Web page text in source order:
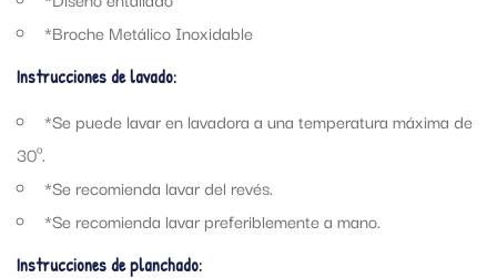
*Broche Metálico Inoxidable
Instrucciones de lavado:
*Se puede lavar en lavadora a una temperatura máxima de
30º.
*Se recomienda lavar del revés.
*Se recomienda lavar preferiblemente a mano.
Instrucciones de planchado: